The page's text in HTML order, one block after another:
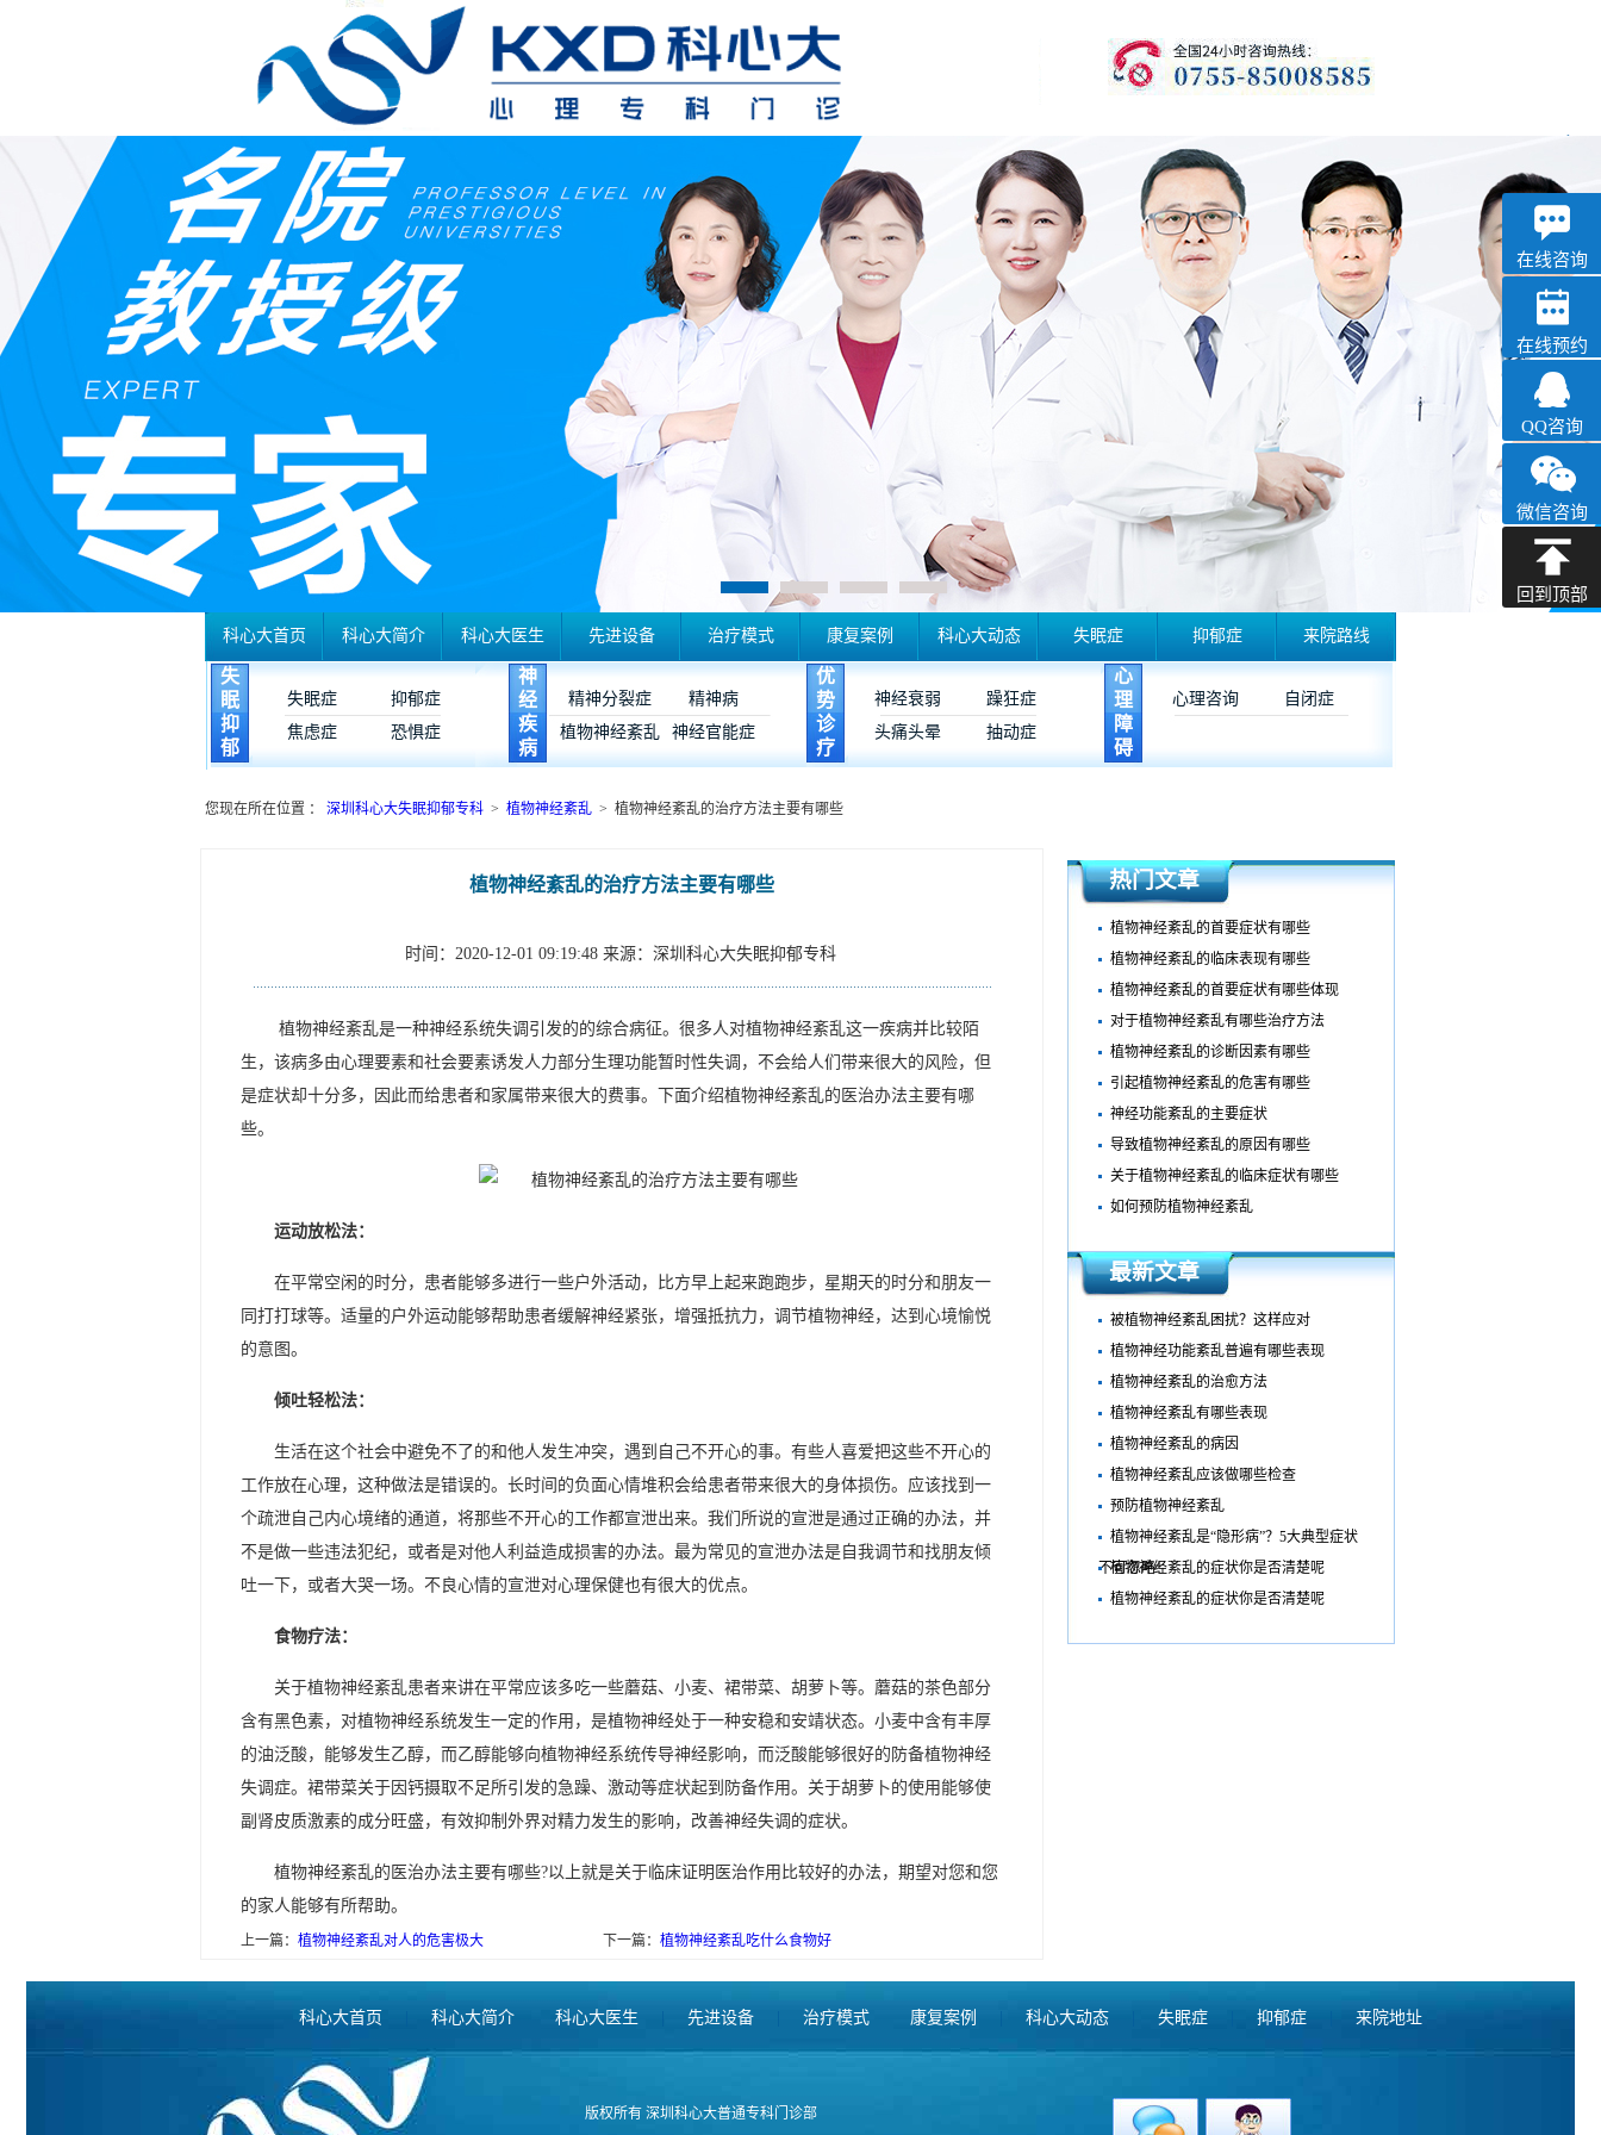
科心大首页 科心大简介 科心大医生 先进设备 治疗模式 康复案例 科心大动态 失眠症 抑郁症 来院路线
失
眠
抑
郁
失眠症
抑郁症
焦虑症
恐惧症
神
经
疾
病
精神分裂症
精神病
植物神经紊乱
神经官能症
优
势
诊
疗
神经衰弱
躁狂症
头痛头晕
抽动症
心
理
障
碍
心理咨询 自闭症
您现在所在位置 ： 深圳科心大失眠抑郁专科 > 植物神经紊乱 > 植物神经紊乱的治疗方法主要有哪些
植物神经紊乱的治疗方法主要有哪些
时间：2020-12-01 09:19:48 来源：深圳科心大失眠抑郁专科
植物神经紊乱是一种神经系统失调引发的的综合病征。很多人对植物神经紊乱这一疾病并比较陌
生，该病多由心理要素和社会要素诱发人力部分生理功能暂时性失调，不会给人们带来很大的风险，但
是症状却十分多，因此而给患者和家属带来很大的费事。下面介绍植物神经紊乱的医治办法主要有哪
些。
运动放松法：
在平常空闲的时分，患者能够多进行一些户外活动，比方早上起来跑跑步，星期天的时分和朋友一
同打打球等。适量的户外运动能够帮助患者缓解神经紧张，增强抵抗力，调节植物神经，达到心境愉悦
的意图。
倾吐轻松法：
生活在这个社会中避免不了的和他人发生冲突，遇到自己不开心的事。有些人喜爱把这些不开心的
工作放在心理，这种做法是错误的。长时间的负面心情堆积会给患者带来很大的身体损伤。应该找到一
个疏泄自己内心境绪的通道，将那些不开心的工作都宣泄出来。我们所说的宣泄是通过正确的办法，并
不是做一些违法犯纪，或者是对他人利益造成损害的办法。最为常见的宣泄办法是自我调节和找朋友倾
吐一下，或者大哭一场。不良心情的宣泄对心理保健也有很大的优点。
食物疗法：
关于植物神经紊乱患者来讲在平常应该多吃一些蘑菇、小麦、裙带菜、胡萝卜等。蘑菇的茶色部分
含有黑色素，对植物神经系统发生一定的作用，是植物神经处于一种安稳和安靖状态。小麦中含有丰厚
的油泛酸，能够发生乙醇，而乙醇能够向植物神经系统传导神经影响，而泛酸能够很好的防备植物神经
失调症。裙带菜关于因钙摄取不足所引发的急躁、激动等症状起到防备作用。关于胡萝卜的使用能够使
副肾皮质激素的成分旺盛，有效抑制外界对精力发生的影响，改善神经失调的症状。
植物神经紊乱的医治办法主要有哪些?以上就是关于临床证明医治作用比较好的办法，期望对您和您
的家人能够有所帮助。
上一篇： 植物神经紊乱对人的危害极大 下一篇： 植物神经紊乱吃什么食物好
热门文章
植物神经紊乱的首要症状有哪些
植物神经紊乱的临床表现有哪些
植物神经紊乱的首要症状有哪些体现
对于植物神经紊乱有哪些治疗方法
植物神经紊乱的诊断因素有哪些
引起植物神经紊乱的危害有哪些
神经功能紊乱的主要症状
导致植物神经紊乱的原因有哪些
关于植物神经紊乱的临床症状有哪些
如何预防植物神经紊乱
最新文章
被植物神经紊乱困扰？这样应对
植物神经功能紊乱普遍有哪些表现
植物神经紊乱的治愈方法
植物神经紊乱有哪些表现
植物神经紊乱的病因
植物神经紊乱应该做哪些检查
预防植物神经紊乱
植物神经紊乱是“隐形病”？5大典型症状
不可忽略！
植物神经紊乱的症状你是否清楚呢
植物神经紊乱的症状你是否清楚呢
科心大首页 科心大简介 科心大医生 先进设备 治疗模式 康复案例 科心大动态 失眠症 抑郁症 来院地址
版权所有 深圳科心大普通专科门诊部
优眠
失眠抑郁专科
在线咨询
在线预约
QQ咨询
微信咨询
回到顶部